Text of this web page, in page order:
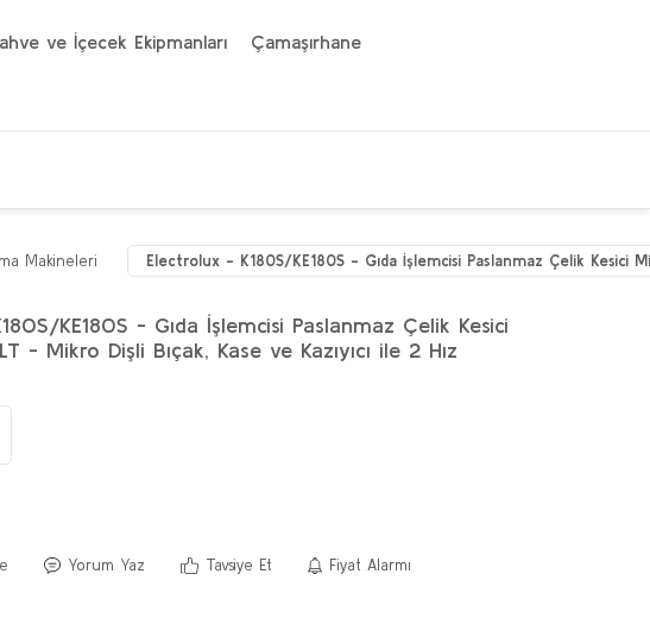
ve İçecek Ekipmanları Çamaşırhane
Makineleri Electrolux - K180S/KE180S - Gıda İşlemcisi Paslanmaz Çelik Kesici
KE180S - Gıda İşlemcisi Paslanmaz Çelik Kesici
- Mikro Dişli Bıçak, Kase ve Kazıyıcı ile 2 Hız
Yorum Yaz Tavsiye Et Fiyat Alarmı